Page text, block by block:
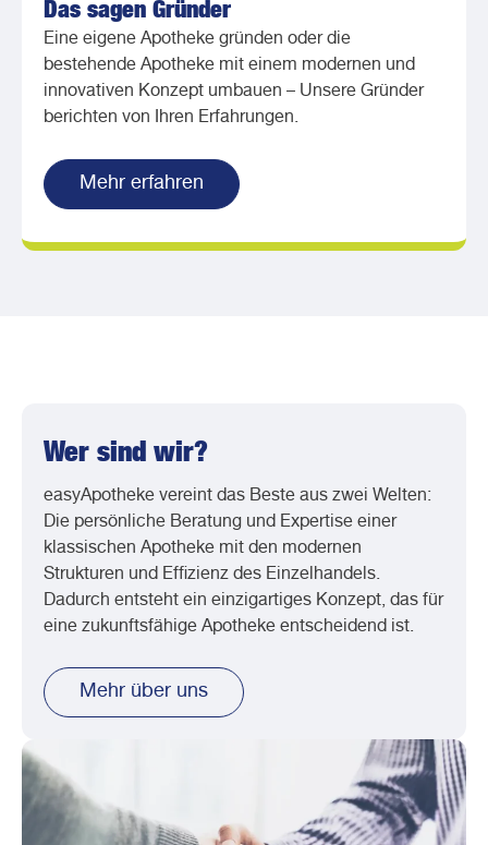
Das sagen Gründer
Eine eigene Apotheke gründen oder die
bestehende Apotheke mit einem modernen und
innovativen Konzept umbauen – Unsere Gründer
berichten von Ihren Erfahrungen.
Mehr erfahren
Wer sind wir?
easyApotheke vereint das Beste aus zwei Welten:
Die persönliche Beratung und Expertise einer
klassischen Apotheke mit den modernen
Strukturen und Effizienz des Einzelhandels.
Dadurch entsteht ein einzigartiges Konzept, das für
eine zukunftsfähige Apotheke entscheidend ist.
Mehr über uns